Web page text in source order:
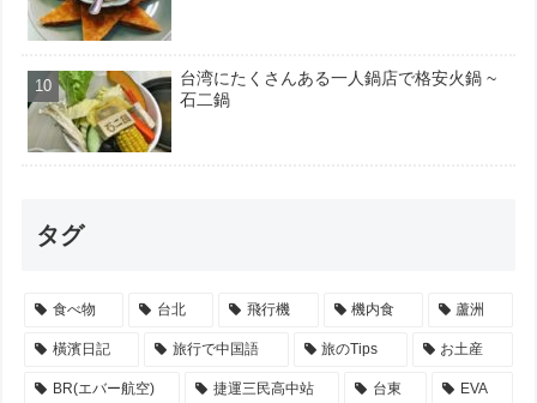
台湾にたくさんある一人鍋店で格安火鍋 ~
石二鍋
タグ
食べ物 台北 飛行機 機内食 蘆洲
橫濱日記 旅行で中国語 旅のTips お土産
BR(エバー航空) 捷運三民高中站 台東 EVA